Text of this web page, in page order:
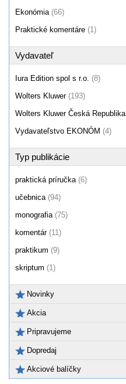
Ekonómia (66)
Praktické komentáre (1)
Vydavateľ
Iura Edition spol s r.o. (8)
Wolters Kluwer (193)
Wolters Kluwer Česká Republika
Vydavateľstvo EKONÓM (4)
Typ publikácie
praktická príručka (6)
učebnica (94)
monografia (75)
komentár (11)
praktikum (9)
skriptum (1)
Novinky
Akcia
Pripravujeme
Dopredaj
Akciové balíčky